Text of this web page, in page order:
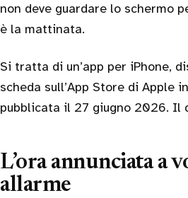
non deve guardare lo schermo
è la mattinata.
Si tratta di un’app per iPhone,
scheda sull’App Store di Apple
pubblicata il 27 giugno 2026. Il
L’ora annunciata a
allarme